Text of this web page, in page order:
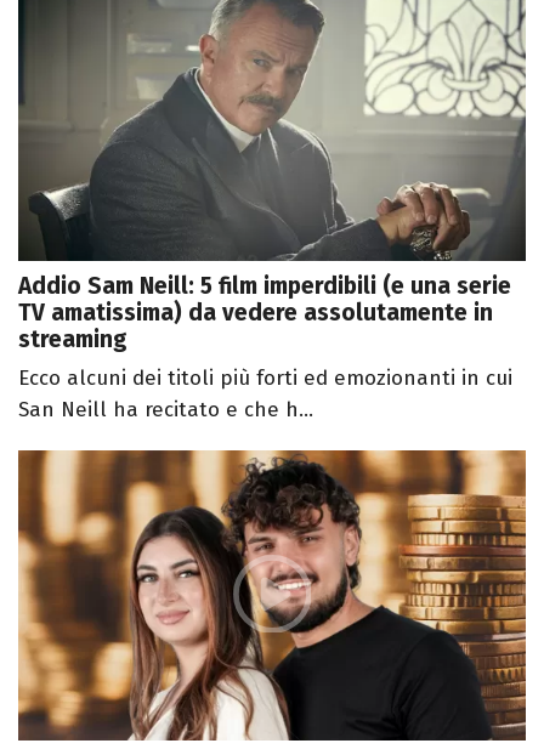
Addio Sam Neill: 5 film imperdibili (e una serie
TV amatissima) da vedere assolutamente in
streaming
Ecco alcuni dei titoli più forti ed emozionanti in cui
San Neill ha recitato e che h...